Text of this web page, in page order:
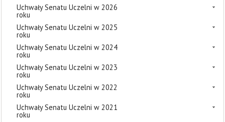
Uchwały Senatu Uczelni w 2026
roku
Uchwały Senatu Uczelni w 2025
roku
Uchwały Senatu Uczelni w 2024
roku
Uchwały Senatu Uczelni w 2023
roku
Uchwały Senatu Uczelni w 2022
roku
Uchwały Senatu Uczelni w 2021
roku